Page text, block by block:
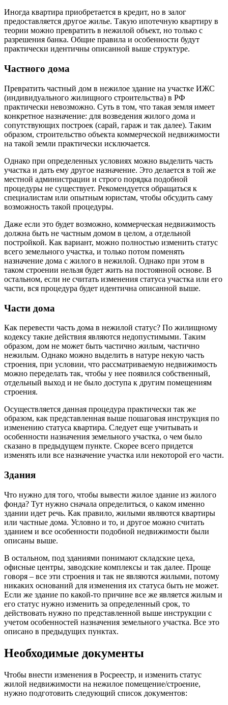
Иногда квартира приобретается в кредит, но в залог
предоставляется другое жилье. Такую ипотечную квартиру в
теории можно превратить в нежилой объект, но только с
разрешения банка. Общие правила и особенности будут
практически идентичны описанной выше структуре.
Частного дома
Превратить частный дом в нежилое здание на участке ИЖС
(индивидуального жилищного строительства) в РФ
практически невозможно. Суть в том, что такая земля имеет
конкретное назначение: для возведения жилого дома и
сопутствующих построек (сарай, гараж и так далее). Таким
образом, строительство объекта коммерческой недвижимости
на такой земли практически исключается.
Однако при определенных условиях можно выделить часть
участка и дать ему другое назначение. Это делается в той же
местной администрации и строго порядка подобной
процедуры не существует. Рекомендуется обращаться к
специалистам или опытным юристам, чтобы обсудить саму
возможность такой процедуры.
Даже если это будет возможно, коммерческая недвижимость
должна быть не частным домом в целом, а отдельной
постройкой. Как вариант, можно полностью изменить статус
всего земельного участка, и только потом поменять
назначение дома с жилого в нежилой. Однако при этом в
таком строении нельзя будет жить на постоянной основе. В
остальном, если не считать изменения статуса участка или его
части, вся процедура будет идентична описанной выше.
Части дома
Как перевести часть дома в нежилой статус? По жилищному
кодексу такие действия являются недопустимыми. Таким
образом, дом не может быть частично жилым, частично
нежилым. Однако можно выделить в натуре некую часть
строения, при условии, что рассматриваемую недвижимость
можно переделать так, чтобы у нее появился собственный,
отдельный выход и не было доступа к другим помещениям
строения.
Осуществляется данная процедура практически так же
образом, как представленная выше пошаговая инструкция по
изменению статуса квартира. Следует еще учитывать и
особенности назначения земельного участка, о чем было
сказано в предыдущем пункте. Скорее всего придется
изменять или все назначение участка или некоторой его части.
Здания
Что нужно для того, чтобы вывести жилое здание из жилого
фонда? Тут нужно сначала определиться, о каком именно
здании идет речь. Как правило, жилыми являются квартиры
или частные дома. Условно и то, и другое можно считать
зданием и все особенности подобной недвижимости были
описаны выше.
В остальном, под зданиями понимают складские цеха,
офисные центры, заводские комплексы и так далее. Проще
говоря – все эти строения и так не являются жилыми, потому
никаких оснований для изменения их статуса быть не может.
Если же здание по какой-то причине все же является жилым и
его статус нужно изменить за определенный срок, то
действовать нужно по представленной выше инструкции с
учетом особенностей назначения земельного участка. Все это
описано в предыдущих пунктах.
Необходимые документы
Чтобы внести изменения в Росреестр, и изменить статус
жилой недвижимости на нежилое помещение/строение,
нужно подготовить следующий список документов: